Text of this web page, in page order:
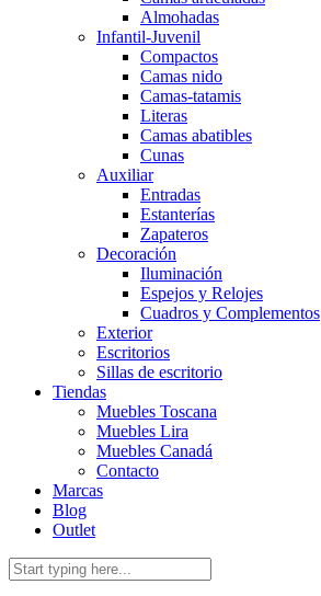
Almohadas
Infantil-Juvenil
Compactos
Camas nido
Camas-tatamis
Literas
Camas abatibles
Cunas
Auxiliar
Entradas
Estanterías
Zapateros
Decoración
Iluminación
Espejos y Relojes
Cuadros y Complementos
Exterior
Escritorios
Sillas de escritorio
Tiendas
Muebles Toscana
Muebles Lira
Muebles Canadá
Contacto
Marcas
Blog
Outlet